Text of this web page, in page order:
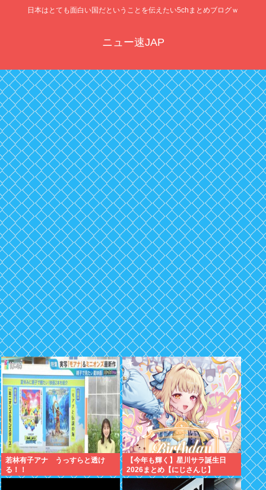
日本はとても面白い国だということを伝えたい5chまとめブログｗ
ニュー速JAP
若林有子アナ うっすらと透け
る！！
【今年も輝く】星川サラ誕生日
2026まとめ【にじさんじ】